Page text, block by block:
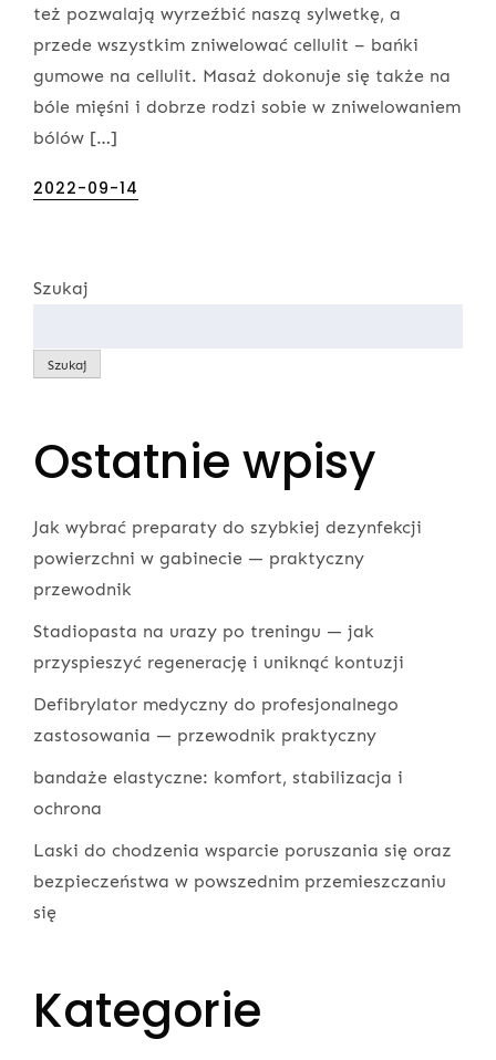
też pozwalają wyrzeźbić naszą sylwetkę, a
przede wszystkim zniwelować cellulit – bańki
gumowe na cellulit. Masaż dokonuje się także na
bóle mięśni i dobrze rodzi sobie w zniwelowaniem
bólów […]
Posted
2022-09-14
Szukaj
Szukaj
Ostatnie wpisy
Jak wybrać preparaty do szybkiej dezynfekcji
powierzchni w gabinecie — praktyczny
przewodnik
Stadiopasta na urazy po treningu — jak
przyspieszyć regenerację i uniknąć kontuzji
Defibrylator medyczny do profesjonalnego
zastosowania — przewodnik praktyczny
bandaże elastyczne: komfort, stabilizacja i
ochrona
Laski do chodzenia wsparcie poruszania się oraz
bezpieczeństwa w powszednim przemieszczaniu
się
Kategorie